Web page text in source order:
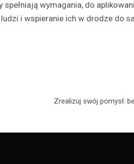
wymagania, do
i wspieranie ich w drodze do
Zrealizuj swój pomysł: